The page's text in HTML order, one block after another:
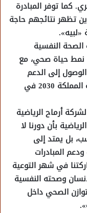
كما توفر المبادرة
تظهر نتائجهم حاجة
النفسية
نمط حياة صحي، مع
إلى الدعم
النفسي، بما ينسجم مع مستهدفات رؤية المملكة 2030 في
أرماح الرياضية
بأن دورنا لا
بل يمتد إلى
المبادرات
في شهر التوعية
وصحته النفسية
الصحي داخل